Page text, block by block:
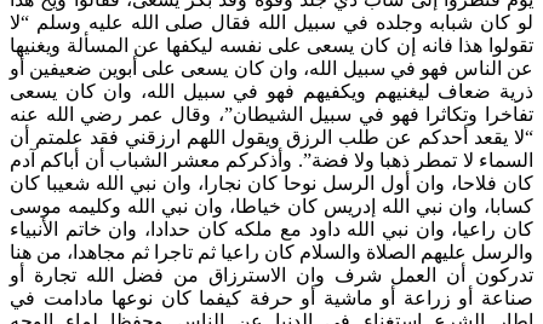
شبابه وجلده في سبيل الله فقال صلى الله عليه وسلم “لا
هذا فانه إن كان يسعى على نفسه ليكفها عن المسألة ويغنيها
فهو في سبيل الله، وان كان يسعى على أبوين ضعيفين أو
ضعاف ليغنيهم ويكفيهم فهو في سبيل الله، وان كان يسعى
وتكاثرا فهو في سبيل الشيطان”، وقال عمر رضي الله عنه
أحدكم عن طلب الرزق ويقول اللهم ارزقني فقد علمتم أن
لا تمطر ذهبا ولا فضة”. وأذكركم معشر الشباب أن أباكم آدم
وان أول الرسل نوحا كان نجارا، وان نبي الله شعيبا كان
وان نبي الله إدريس كان خياطا، وان نبي الله وكليمه موسى
وان نبي الله داود مع ملكه كان حدادا، وان خاتم الأنبياء
عليهم الصلاة والسلام كان راعيا ثم تاجرا ثم مجاهدا، من هنا
أن العمل شرف وان الاسترزاق من فضل الله تجارة أو
أو زراعة أو ماشية أو حرفة كيفما كان نوعها مادامت في